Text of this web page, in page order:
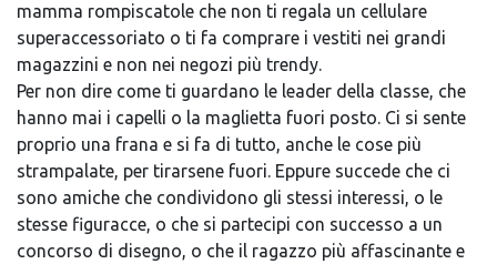
mamma rompiscatole che non ti regala un cellulare
superaccessoriato o ti fa comprare i vestiti nei grandi
magazzini e non nei negozi più trendy.
Per non dire come ti guardano le leader della classe, che
hanno mai i capelli o la maglietta fuori posto. Ci si sente
proprio una frana e si fa di tutto, anche le cose più
strampalate, per tirarsene fuori. Eppure succede che ci
sono amiche che condividono gli stessi interessi, o le
stesse figuracce, o che si partecipi con successo a un
concorso di disegno, o che il ragazzo più affascinante e